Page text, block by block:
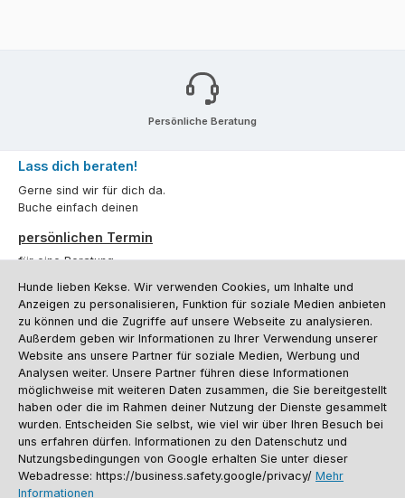
Persönliche Beratung
Lass dich beraten!
Gerne sind wir für dich da.
Buche einfach deinen
persönlichen Termin
für eine Beratung.
Oder über unserKontaktformular.
Vertrag widerrufen
Kundenservice
Informationen
Social Media und Kontakt
Hunde lieben Kekse. Wir verwenden Cookies, um Inhalte und
Anzeigen zu personalisieren, Funktion für soziale Medien anbieten
zu können und die Zugriffe auf unsere Webseite zu analysieren.
Außerdem geben wir Informationen zu Ihrer Verwendung unserer
Website ans unsere Partner für soziale Medien, Werbung und
Analysen weiter. Unsere Partner führen diese Informationen
möglichweise mit weiteren Daten zusammen, die Sie bereitgestellt
haben oder die im Rahmen deiner Nutzung der Dienste gesammelt
wurden. Entscheiden Sie selbst, wie viel wir über Ihren Besuch bei
uns erfahren dürfen. Informationen zu den Datenschutz und
Nutzungsbedingungen von Google erhalten Sie unter dieser
Webadresse: https://business.safety.google/privacy/ Mehr
Informationen